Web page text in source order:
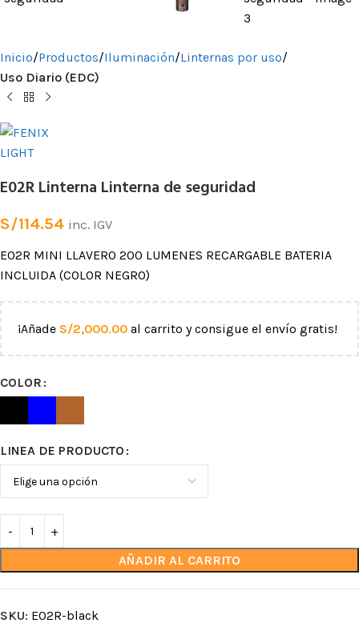
Inicio Productos Iluminación Linternas por uso
Uso Diario (EDC)
E02R Linterna Linterna de seguridad
S/114.54 inc. IGV
E02R MINI LLAVERO 200 LUMENES RECARGABLE BATERIA
INCLUIDA (COLOR NEGRO)
¡Añade S/2,000.00 al carrito y consigue el envío gratis!
COLOR
LINEA DE PRODUCTO
AÑADIR AL CARRITO
SKU: E02R-black